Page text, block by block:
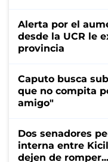
Alerta por el
desde la UCR le
provincia
Caputo busca
que no compita
amigo"
Dos senadores
interna entre
dejen de